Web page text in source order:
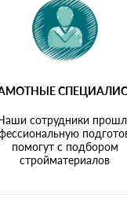
сотрудники
помогут с подбором
стройматериалов